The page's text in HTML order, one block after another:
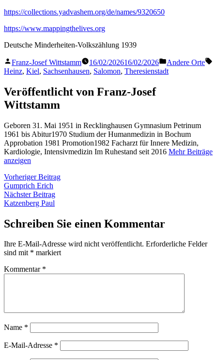
https://collections.yadvashem.org/de/names/9320650
https://www.mappingthelives.org
Deutsche Minderheiten-Volkszählung 1939
Veröffentlicht
von
Franz-Josef Wittstamm 16/02/202616/02/2026
Veröffentlicht
in
Andere Orte
Heinz, Kiel, Sachsenhausen, Salomon, Theresienstadt
Veröffentlicht von Franz-Josef
Wittstamm
Geboren 31. Mai 1951 in Recklinghausen Gymnasium Petrinum
1961 bis Abitur1970 Studium der Humanmedizin in Bochum
Approbation 1981 Promotion1982 Facharzt für Innere Medizin,
Kardiologie, Intensivmedizin Im Ruhestand seit 2016 Mehr Beiträge
anzeigen
Beitragsnavigation
Vorheriger BeitragVorheriger
Gumprich Erich
Nächster BeitragNächster
Katzenberg Paul
Schreiben Sie einen Kommentar
Ihre E-Mail-Adresse wird nicht veröffentlicht. Erforderliche Felder
sind mit * markiert
Kommentar *
Name *
E-Mail-Adresse *